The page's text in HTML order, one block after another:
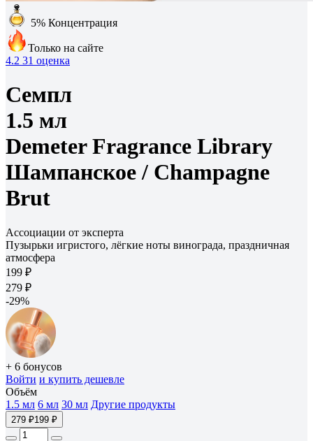
5% Концентрация
Только на сайте
4.2 31 оценка
Семпл
1.5 мл
Demeter Fragrance Library
Шампанское / Champagne
Brut
Ассоциации от эксперта
Пузырьки игристого, лёгкие ноты винограда, праздничная
атмосфера
199 ₽
279 ₽
-29%
+ 6 бонусов
Войти и купить дешевле
Объём
1.5 мл 6 мл 30 мл Другие продукты
279 ₽199 ₽